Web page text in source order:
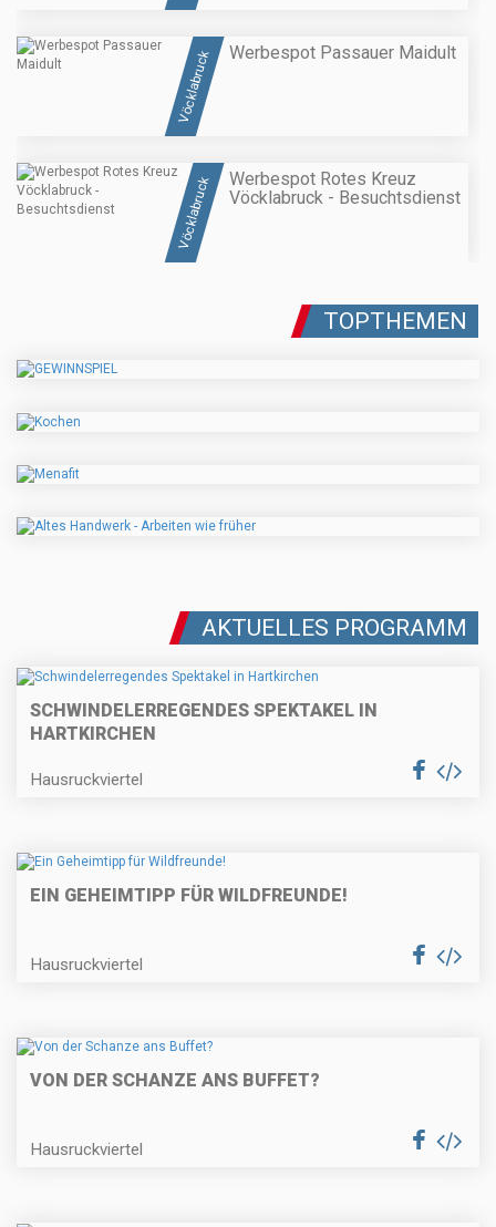
Vöcklabruck Werbespot Passauer Maidult
Vöcklabruck
Werbespot Rotes Kreuz
Vöcklabruck - Besuchtsdienst
TOPTHEMEN
AKTUELLES PROGRAMM
SCHWINDELERREGENDES SPEKTAKEL IN
HARTKIRCHEN
Hausruckviertel
EIN GEHEIMTIPP FÜR WILDFREUNDE!
Hausruckviertel
VON DER SCHANZE ANS BUFFET?
Hausruckviertel